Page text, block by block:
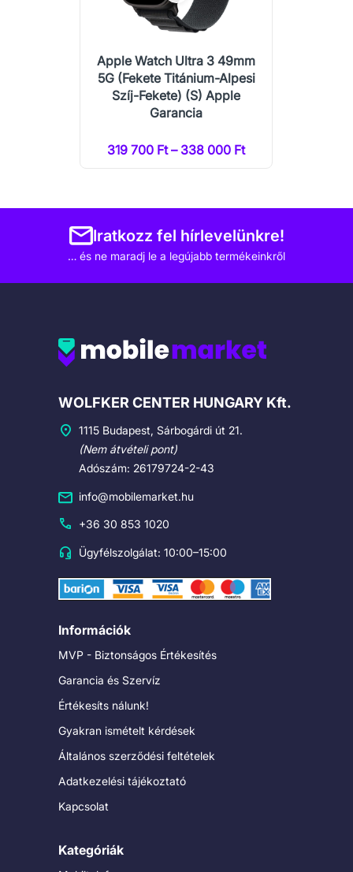
Apple Watch Ultra 3 49mm
5G (Fekete Titánium-Alpesi
Szíj-Fekete) (S) Apple
Garancia
319 700 Ft – 338 000 Ft
Iratkozz fel hírlevelünkre!
… és ne maradj le a legújabb termékeinkről
Cégadatok
WOLFKER CENTER HUNGARY Kft.
1115 Budapest, Sárbogárdi út 21.
(Nem átvételi pont)
Adószám: 26179724-2-43
info@mobilemarket.hu
+36 30 853 1020
Ügyfélszolgálat: 10:00–15:00
Információk
MVP - Biztonságos Értékesítés
Garancia és Szervíz
Értékesíts nálunk!
Gyakran ismételt kérdések
Általános szerződési feltételek
Adatkezelési tájékoztató
Kapcsolat
Kategóriák